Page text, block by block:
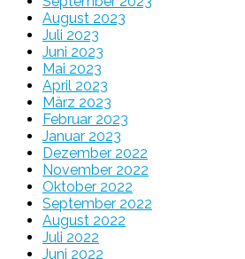
August 2023
Juli 2023
Juni 2023
Mai 2023
April 2023
März 2023
Februar 2023
Januar 2023
Dezember 2022
November 2022
Oktober 2022
September 2022
August 2022
Juli 2022
Juni 2022